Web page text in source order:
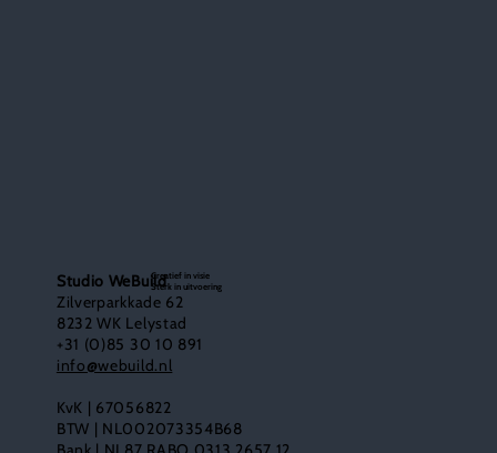
Studio WeBuild
Zilverparkkade 62
8232 WK Lelystad
+31 (0)85 30 10 891
info@webuild.nl
KvK | 67056822
BTW | NL002073354B68
Creatief in visie
Sterk in uitvoering